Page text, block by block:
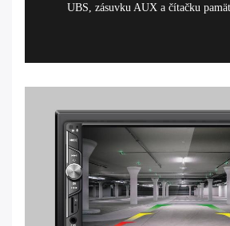
UBS, zásuvku AUX a čítačku